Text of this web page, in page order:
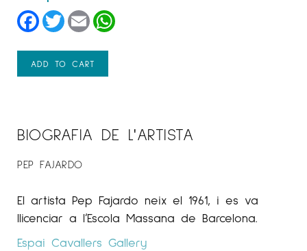
Facebook
TwitterEmail
ADD TO CART
BIOGRAFIA DE L'ARTISTA
PEP FAJARDO
El artista Pep Fajardo neix el 1961, i es va
llicenciar a l’Escola Massana de Barcelona.
Espai Cavallers Gallery